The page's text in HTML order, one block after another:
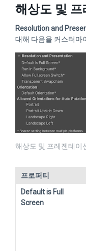
해상도 및
Resolution and
대해 다음을 커스터마
해상도 및 프레젠테이
프로퍼티
Default is Full
Screen